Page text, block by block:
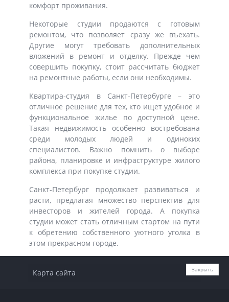
комфорт проживания.
Некоторые студии продаются с готовым
ремонтом, что позволяет сразу же въехать.
Другие могут требовать дополнительных
вложений в ремонт и отделку. Прежде чем
совершить покупку, стоит рассчитать бюджет
на ремонтные работы, если они необходимы.
Квартира-студия в Санкт-Петербурге – это
отличное решение для тех, кто ищет удобное и
функциональное жилье по доступной цене.
Такая недвижимость особенно востребована
среди молодых людей и одиноких
специалистов. Важно помнить о выборе
района, планировке и инфраструктуре жилого
комплекса при покупке студии.
Санкт-Петербург продолжает развиваться и
расти, предлагая множество перспектив для
инвесторов и жителей города. А покупка
студии может стать отличным стартом на пути
к обретению собственного уютного уголка в
этом прекрасном городе.
Карта сайта Закрыть